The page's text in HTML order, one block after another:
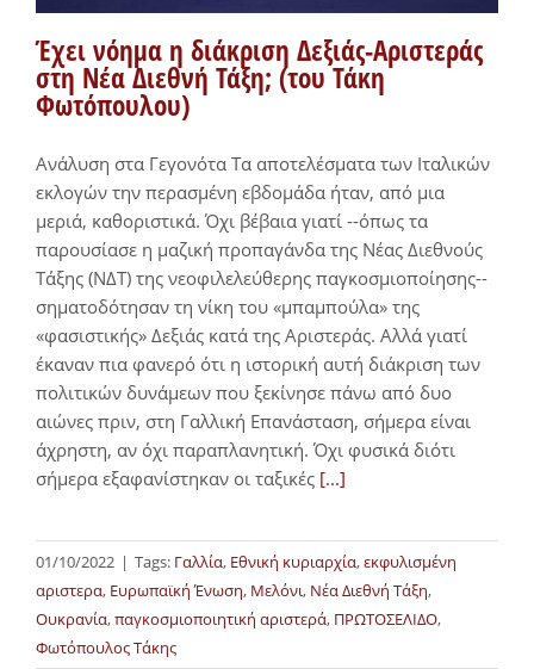
Έχει νόημα η διάκριση Δεξιάς-Αριστεράς
στη Νέα Διεθνή Τάξη; (του Τάκη
Φωτόπουλου)
Ανάλυση στα Γεγονότα Τα αποτελέσματα των Ιταλικών
εκλογών την περασμένη εβδομάδα ήταν, από μια
μεριά, καθοριστικά. Όχι βέβαια γιατί --όπως τα
παρουσίασε η μαζική προπαγάνδα της Νέας Διεθνούς
Τάξης (ΝΔΤ) της νεοφιλελεύθερης παγκοσμιοποίησης--
σηματοδότησαν τη νίκη του «μπαμπούλα» της
«φασιστικής» Δεξιάς κατά της Αριστεράς. Αλλά γιατί
έκαναν πια φανερό ότι η ιστορική αυτή διάκριση των
πολιτικών δυνάμεων που ξεκίνησε πάνω από δυο
αιώνες πριν, στη Γαλλική Επανάσταση, σήμερα είναι
άχρηστη, αν όχι παραπλανητική. Όχι φυσικά διότι
σήμερα εξαφανίστηκαν οι ταξικές [...]
01/10/2022 | Tags: Γαλλία, Εθνική κυριαρχία,εκφυλισμένη
αριστερα, Ευρωπαϊκή Ένωση, Μελόνι, Νέα Διεθνή Τάξη,
Ουκρανία,παγκοσμιοποιητική αριστερά, ΠΡΩΤΟΣΕΛΙΔΟ,
Φωτόπουλος Τάκης